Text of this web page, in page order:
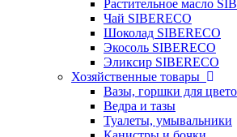
Растительное масло
Чай SIBERECO
Шоколад SIBERECO
Экосоль SIBERECO
Эликсир SIBERECO
Хозяйственные товары
Вазы, горшки для
Ведра и тазы
Туалеты, умывальники